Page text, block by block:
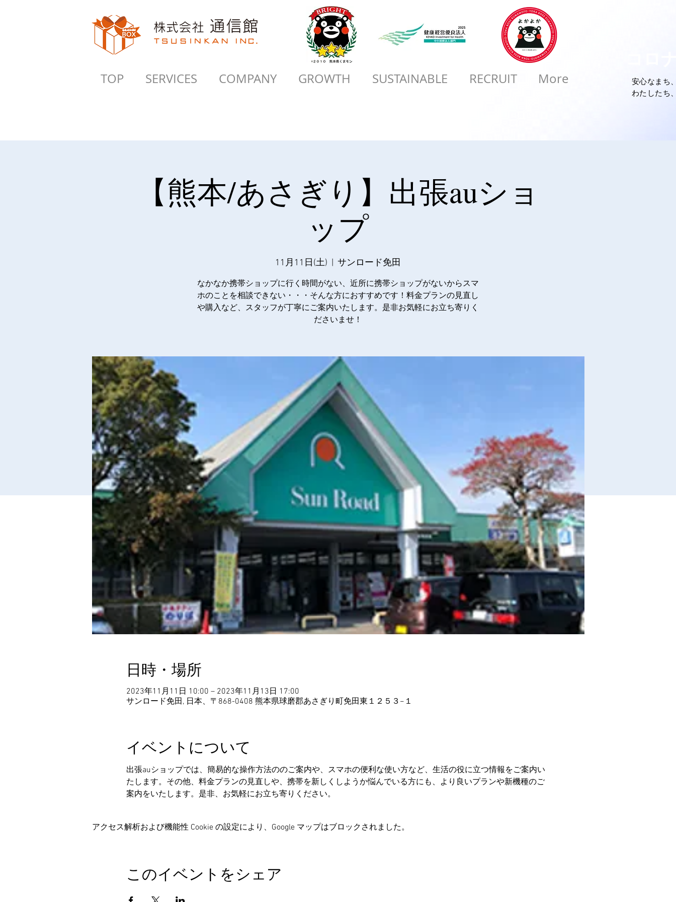
TOP SERVICES COMPANY GROWTH SUSTAINABLE RECRUIT More
安心なまち
わたしたち
【熊本/あさぎり】出張auショ
ップ
11月11日(土) サンロード免田
なかなか携帯ショップに行く時間がない、近所に携帯ショップがないからスマ
ホのことを相談できない・・・そんな方におすすめです！料金プランの見直し
や購入など、スタッフが丁寧にご案内いたします。是非お気軽にお立ち寄りく
ださいませ！
日時・場所
2023年11月11日 10:00 – 2023年11月13日 17:00
サンロード免田, 日本、〒868-0408 熊本県球磨郡あさぎり町免田東１２５３−１
イベントについて
出張auショップでは、簡易的な操作方法ののご案内や、スマホの便利な使い方など、生活の役に立つ情報をご案内い
たします。その他、料金プランの見直しや、携帯を新しくしようか悩んでいる方にも、より良いプランや新機種のご
案内をいたします。是非、お気軽にお立ち寄りください。
アクセス解析および機能性 Cookie の設定により、Google マップはブロックされました。
このイベントをシェア